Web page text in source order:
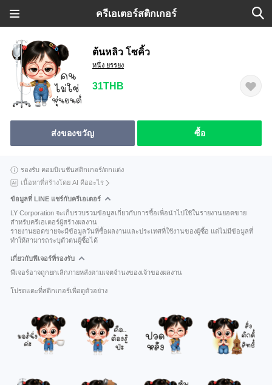
ครีเอเตอร์สติกเกอร์
ต้นหลิว โซคิ้ว
หนึ่ง ยรรยง
31THB
ส่งของขวัญ ซื้อ
รองรับ คอมบิเนชันสติกเกอร์/ตกแต่ง
เนื้อหาที่สร้างโดย AI คืออะไร
ข้อมูลที่ LINE แชร์กับครีเอเตอร์
LY Corporation จะเก็บรวบรวมข้อมูลเกี่ยวกับการซื้อเพื่อนำไปใช้ในรายงานยอดขาย
สำหรับครีเอเตอร์ผู้สร้างผลงาน
รายงานยอดขายจะมีข้อมูลวันที่ซื้อผลงานและประเทศที่ใช้งานของผู้ซื้อ แต่ไม่มีข้อมูลที่
ทำให้สามารถระบุตัวตนผู้ซื้อได้
เกี่ยวกับฟีเจอร์ที่รองรับ
ฟีเจอร์อาจถูกยกเลิกภายหลังตามเจตจำนงของเจ้าของผลงาน
โปรดแตะที่สติกเกอร์เพื่อดูตัวอย่าง